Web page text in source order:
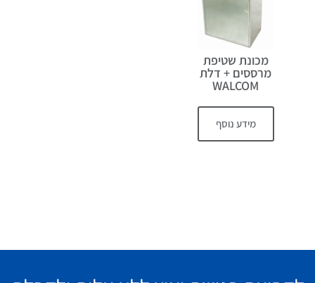
מכונת שטיפת
מרססים + דלת
WALCOM
מידע נוסף